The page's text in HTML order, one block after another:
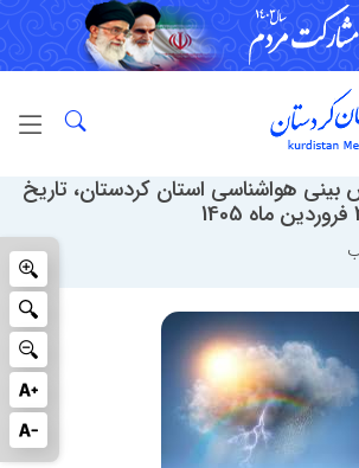
بینی هواشناسی استان کردستان، تاریخ